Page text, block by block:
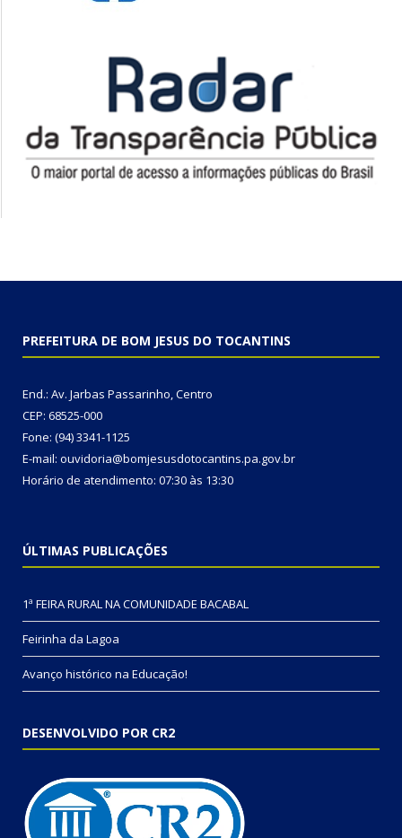
PREFEITURA DE BOM JESUS DO TOCANTINS
End.: Av. Jarbas Passarinho, Centro
CEP: 68525-000
Fone: (94) 3341-1125
E-mail: ouvidoria@bomjesusdotocantins.pa.gov.br
Horário de atendimento: 07:30 às 13:30
ÚLTIMAS PUBLICAÇÕES
1ª FEIRA RURAL NA COMUNIDADE BACABAL
Feirinha da Lagoa
Avanço histórico na Educação!
DESENVOLVIDO POR CR2